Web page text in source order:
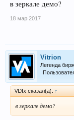
в зеркале демо?
18 мар 2017
Vitrion
Легенда
VDfx сказал(а): ↑
в зеркале демо?